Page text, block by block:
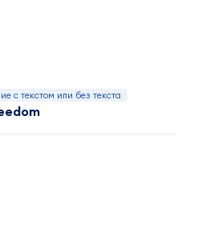
с текстом или без текста